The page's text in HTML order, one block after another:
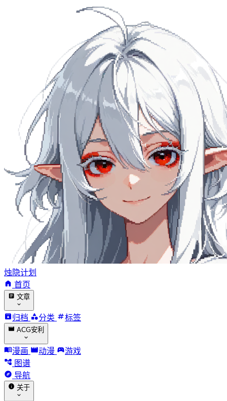
烛隐计划
首页
文章
归档 分类 标签
ACG安利
漫画 动漫
游戏
图谱
导航
关于